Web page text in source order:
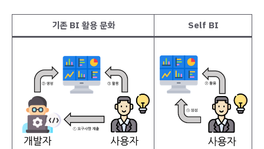
기존 BI 활용 문화 Self BI